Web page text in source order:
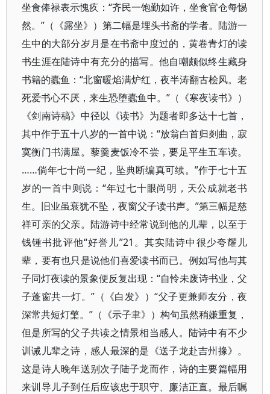
坐食俸禄表示愧疚：“齐民一饱勤如许，坐食官仓每惕
然。”（《露坐》）第二幅是埋头书斋的学者。陆游一
生中的大部分岁月是在书斋中度过的，黄卷青灯的读
书生涯在陆诗中有充分的描写。他自嘲颇似终生藏身
书籍的蠹鱼：“北窗暖焰满炉红，夜半涛翻古桧风。老
死爱书心不厌，来生恐堕蠹鱼中。”（《寒夜读书》）
《剑南诗稿》中径以《读书》为题者即多达十七首，
其中作于五十八岁的一首中说：“放翁白首归剡曲，寂
寞衡门书满屋。藜羹麦饭冷不尝，要足平生五车读。
……倘年七十尚一纪，坠典断编真可续。”作于七十五
岁的一首中则说：“年过七十眼尚明，天公成就老书
生。旧业虽衰犹不坠，夜窗父子读书声。”第三幅是慈
祥可亲的父亲。陆游诗中经常说到他的儿辈，以至于
钱锺书批评他“好誉儿”21。其实陆诗中很少夸耀儿
辈，要有也只是说他们喜爱读书而已。例如写他与其
子同灯夜读的景象便反复出现：“自怜未废诗书业，父
子蓬窗共一灯。”（《白发》）“父子更兼师友分，夜
深常共短灯檠。”（《示子聿》）构句虽然稍嫌重复，
但是所写的父子共读之情景相当感人。陆诗中有不少
训诫儿辈之诗，感人最深的是《送子龙赴吉州掾》。
这是诗人晚年送别次子陆子龙而作，诗的主要篇幅用
来训导儿子到任后应该忠于职守、廉洁正直。最后嘱